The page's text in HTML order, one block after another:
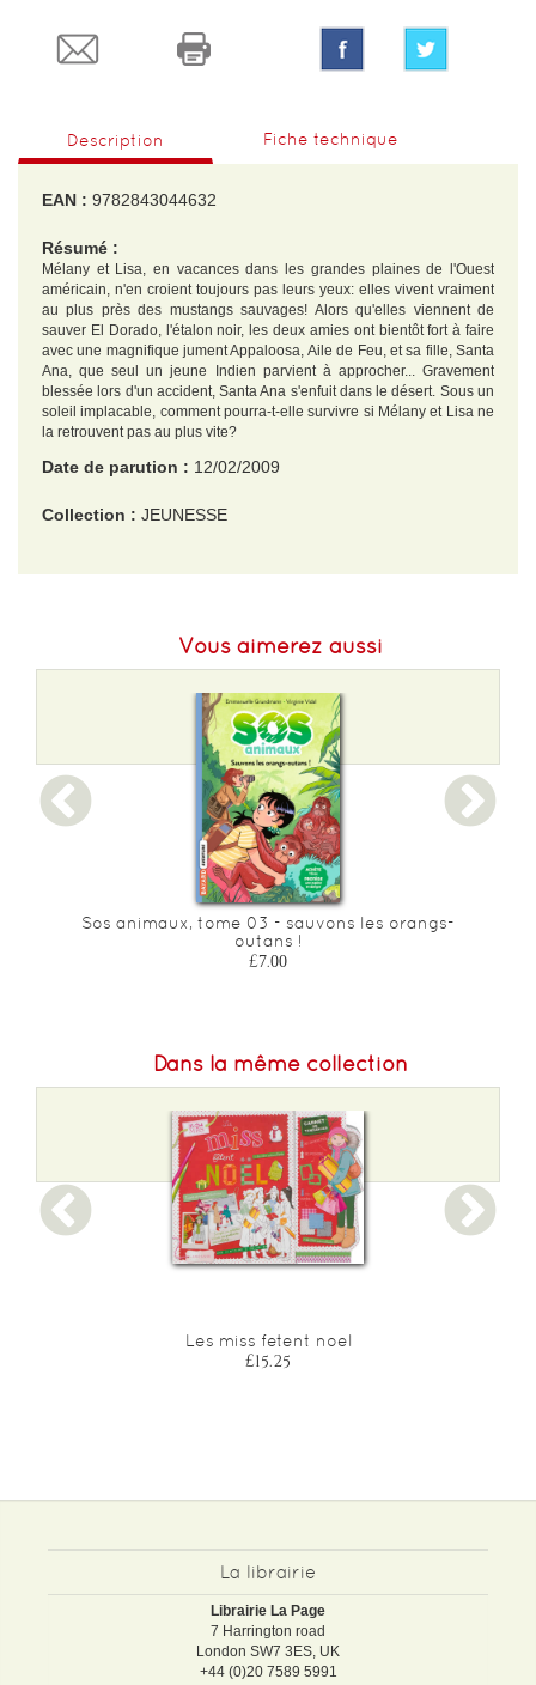
Description Fiche technique
EAN : 9782843044632
Résumé :
Mélany et Lisa, en vacances dans les grandes plaines de l'Ouest
américain, n'en croient toujours pas leurs yeux: elles vivent vraiment
au plus près des mustangs sauvages! Alors qu'elles viennent de
sauver El Dorado, l'étalon noir, les deux amies ont bientôt fort à faire
avec une magnifique jument Appaloosa, Aile de Feu, et sa fille, Santa
Ana, que seul un jeune Indien parvient à approcher... Gravement
blessée lors d'un accident, Santa Ana s'enfuit dans le désert. Sous un
soleil implacable, comment pourra-t-elle survivre si Mélany et Lisa ne
la retrouvent pas au plus vite?
Date de parution : 12/02/2009
Collection : JEUNESSE
Vous aimerez aussi
Sos animaux, tome 03 - sauvons les orangs-
outans !
£7.00
Dans la même collection
Les miss fetent noel
£15.25
La librairie
Librairie La Page
7 Harrington road
London SW7 3ES, UK
+44 (0)20 7589 5991